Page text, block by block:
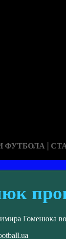
ФУТБОЛА |
Гоменюка